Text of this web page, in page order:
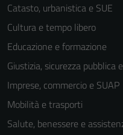
Catasto, urbanistica e SUE
Cultura e tempo libero
Educazione e formazione
Giustizia, sicurezza pubblica
Imprese, commercio e SUAP
Mobilità e trasporti
Salute, benessere e